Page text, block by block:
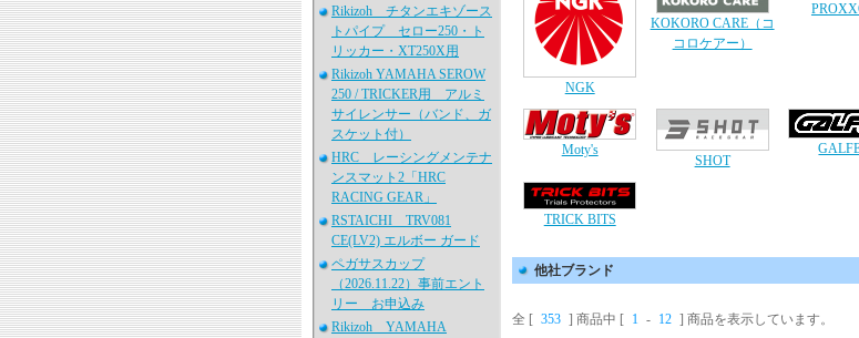
Rikizoh チタンエキゾース
トパイプ セロー250・ト
リッカー・XT250X用
Rikizoh YAMAHA SEROW
250 / TRICKER用 アルミ
サイレンサー（バンド、ガ
スケット付）
HRC レーシングメンテナ
ンスマット2「HRC
RACING GEAR」
RSTAICHI TRV081
CE(LV2) エルボー ガード
ペガサスカップ
（2026.11.22）事前エント
リー お申込み
Rikizoh YAMAHA
NGK
KOKORO CARE（コ
コロケアー）
Moty's
SHOT
TRICK BITS
他社ブランド
全 [ 353 ] 商品中 [ 1 - 12 ] 商品を表示しています。